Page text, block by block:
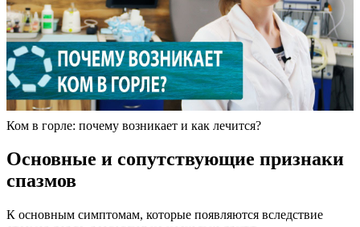
Ком в горле: почему возникает и как лечится?
Основные и сопутствующие признаки
спазмов
К основным симптомам, которые появляются вследствие